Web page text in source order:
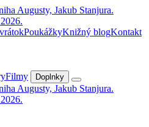
PoukážkyKnižný blogKontakt
Filmy Doplnky